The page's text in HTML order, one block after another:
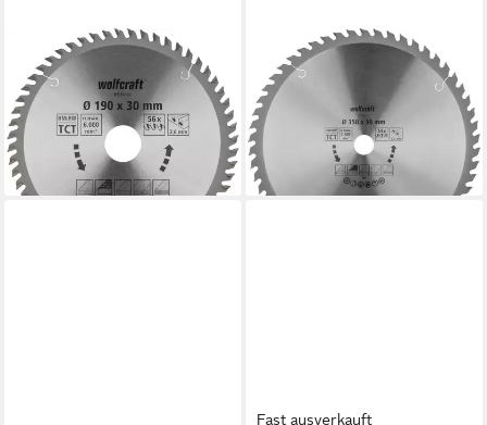
WOLFCRAFT
Kreissägeblatt Wolfcraft
Kreissägeblatt 190 x 30 mm
56 Zähne
49,79 €
lieferbar - in 2-3 Werktagen bei dir
WOLFCRAFT
Kreissägeblatt Wolfcraft
Kreissägeblatt Serie orange Ø
350 mm
lieferbar - in 2-3 Werktagen bei dir
Fast ausverkauft